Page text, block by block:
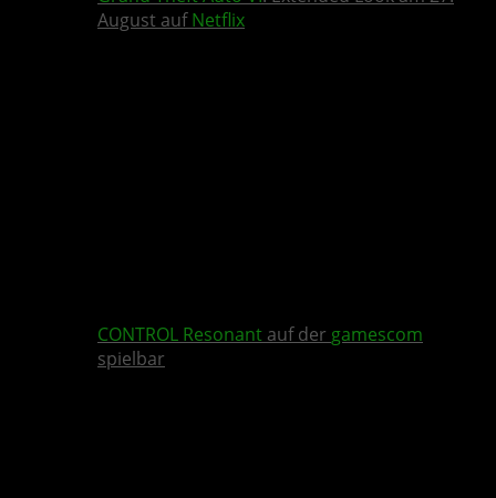
August aufNetflix
CONTROL Resonant auf der gamescom
spielbar